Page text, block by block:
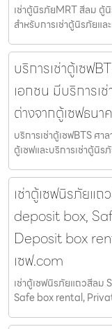
เช่าตู้นิรภัยMRT สีลม ตู้นิ
สำหรับการเช่าตู้นิรภัยแล
บริการเช่าตู้เซฟ
เอกชน มีบริการเ
ต่างจากตู้เซฟธนา
บริการเช่าตู้เซฟBTS ศา
ตู้เซฟและบริการเช่าตู้นิ
เช่าตู้เซฟนิรภัยแ
deposit box,
Deposit box
เซฟ.com
เช่าตู้เซฟนิรภัยแถวสีล
Safe box rental,